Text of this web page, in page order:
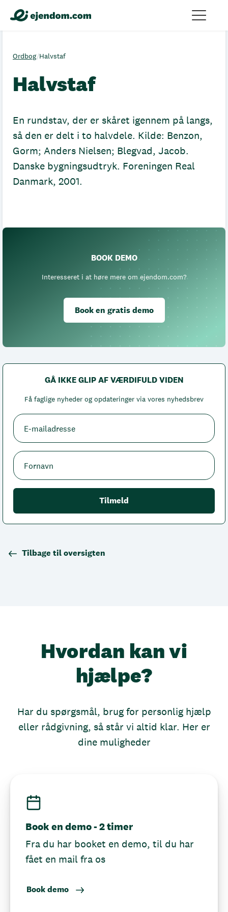
Ordbog/Halvstaf
Halvstaf
En rundstav, der er skåret igennem på langs,
så den er delt i to halvdele. Kilde: Benzon,
Gorm; Anders Nielsen; Blegvad, Jacob.
Danske bygningsudtryk. Foreningen Real
Danmark, 2001.
BOOK DEMO
Interesseret i at høre mere om ejendom.com?
Book en gratis demo
GÅ IKKE GLIP AF VÆRDIFULD VIDEN
Få faglige nyheder og opdateringer via vores nyhedsbrev
Tilbage til oversigten
Hvordan kan vi
hjælpe?
Har du spørgsmål, brug for personlig hjælp
eller rådgivning, så står vi altid klar. Her er
dine muligheder
Book en demo - 2 timer
Fra du har booket en demo, til du har
fået en mail fra os
Book demo